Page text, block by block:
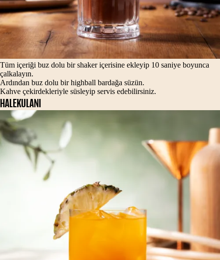
Tüm içeriği buz dolu bir shaker içerisine ekleyip 10 saniye boyunca
çalkalayın.
Ardından buz dolu bir highball bardağa süzün.
Kahve çekirdekleriyle süsleyip servis edebilirsiniz.
HALEKULANI